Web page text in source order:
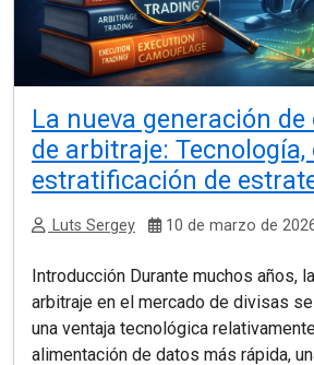
La nueva generación
de arbitraje:
estratificación de
Luts Sergey 10 de marzo de
Introducción Durante muchos años,
arbitraje en el mercado de divisas
una ventaja tecnológica
alimentación de datos más rápida,